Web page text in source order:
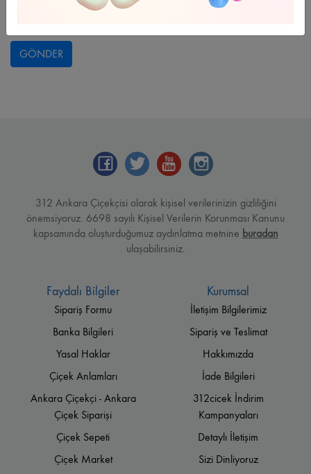
GÖNDER
312 Ankara Çiçekçisi olarak kişisel verilerinizin gizliliğini
önemsiyoruz. 6698 sayılı Kişisel Verilerin Korunması Kanunu
kapsamında oluşturduğumuz aydınlatma metnine buradan
ulaşabilirsiniz.
Faydalı Bilgiler
Sipariş Formu
Banka Bilgileri
Yasal Haklar
Çiçek Anlamları
Ankara Çiçekçi - Ankara
Çiçek Siparişi
Çiçek Sepeti
Çiçek Market
Kurumsal
İletişim Bilgilerimiz
Sipariş ve Teslimat
Hakkımızda
İade Bilgileri
312cicek İndirim
Kampanyaları
Detaylı İletişim
Sizi Dinliyoruz